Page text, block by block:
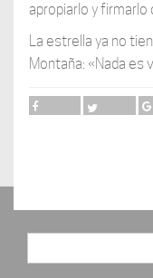
apropiarlo y firmarlo
La estrella ya no
Montaña: «Nada es